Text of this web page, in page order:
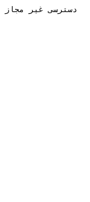
دسترسی غیر مجاز